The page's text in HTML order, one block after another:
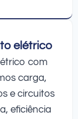
elétrico
com
carga,
e circuitos
eficiência